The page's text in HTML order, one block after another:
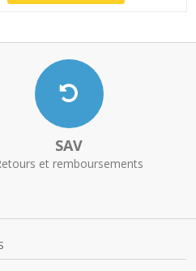
SAV
et remboursements